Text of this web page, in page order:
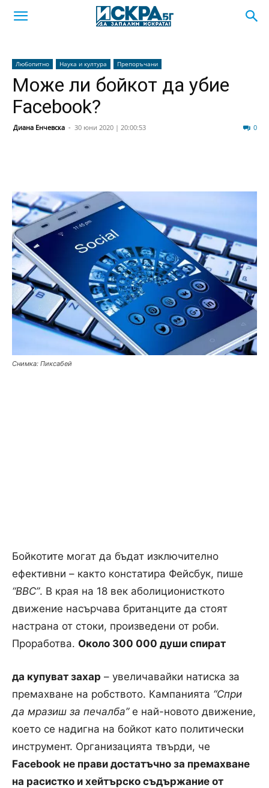
Любопитно Наука и култура Препоръчани
Може ли бойкот да убие
Facebook?
Диана Енчевска - 30 юни 2020 | 20:00:53 0
Снимка: Пиксабей
Бойкотите могат да бъдат изключително
ефективни – както констатира Фейсбук, пише
“BBC”. В края на 18 век аболиционисткото
движение насърчава британците да стоят
настрана от стоки, произведени от роби.
Проработва. Около 300 000 души спират
да купуват захар – увеличавайки натиска за
премахване на робството. Кампанията “Спри
да мразиш за печалба”е най-новото движение,
което се надигна на бойкот като политически
инструмент. Организацията твърди, че
Facebook не прави достатъчно за премахване
на расистко и хейтърско съдържание от